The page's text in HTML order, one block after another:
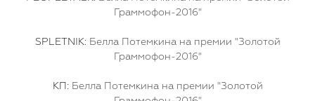
Граммофон-2016"
SPLETNIK: Белла Потемкина на премии "Золотой
Граммофон-2016"
КП: Белла Потемкина на премии "Золотой